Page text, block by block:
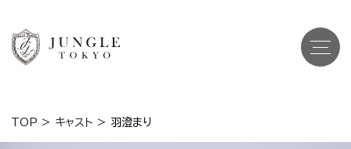
Top トップ
TOP > キャスト > 羽澄まり